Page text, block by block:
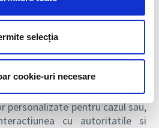
selecția
cookie-uri necesare
solicitate de catre
mai ales pentru o
incercat o astfel de solutie de
laservicii de consultanta
inseamna nu numai
pentru cazul sau,
cu autoritatile si